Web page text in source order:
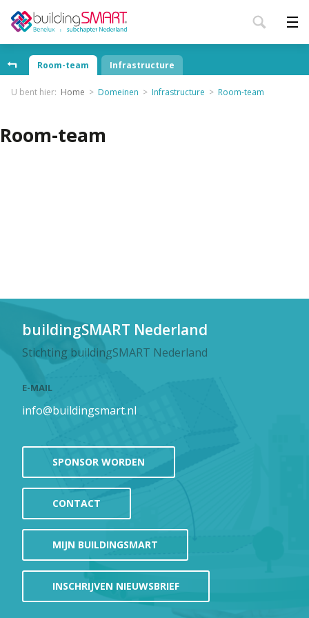
Infrastructure
Room-team
U bent hier: Home Domeinen Infrastructure Room-team
Room-team
buildingSMART Nederland
Stichting buildingSMART Nederland
E-MAIL
info@buildingsmart.nl
SPONSOR WORDEN
CONTACT
MIJN BUILDINGSMART
INSCHRIJVEN NIEUWSBRIEF